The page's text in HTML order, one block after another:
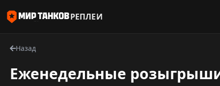
РЕПЛЕИ
Назад
Еженедельные